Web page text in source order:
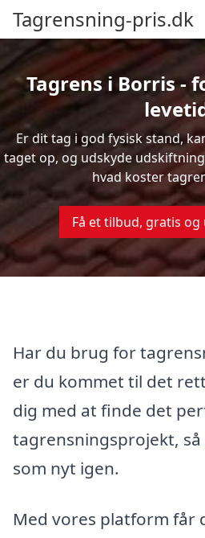
Tagrensning-pris.dk
Tagrens i Borris -
Er dit tag i god fysisk stand,
taget op, og udskyde
hvad koster
Få et tilbud, gratis
Har du brug for
er du kommet til det
dig med at finde det
tagrensningsprojekt, så
som nyt igen.
Med vores platform får